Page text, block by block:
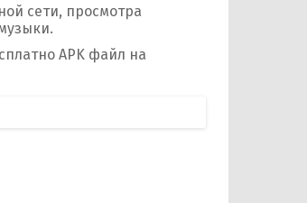
сети, просмотра
APK файл на